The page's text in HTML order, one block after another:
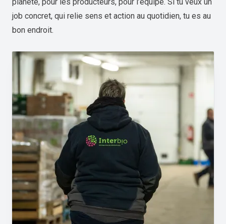
job concret, qui relie sens et action au quotidien, tu es au
bon endroit.